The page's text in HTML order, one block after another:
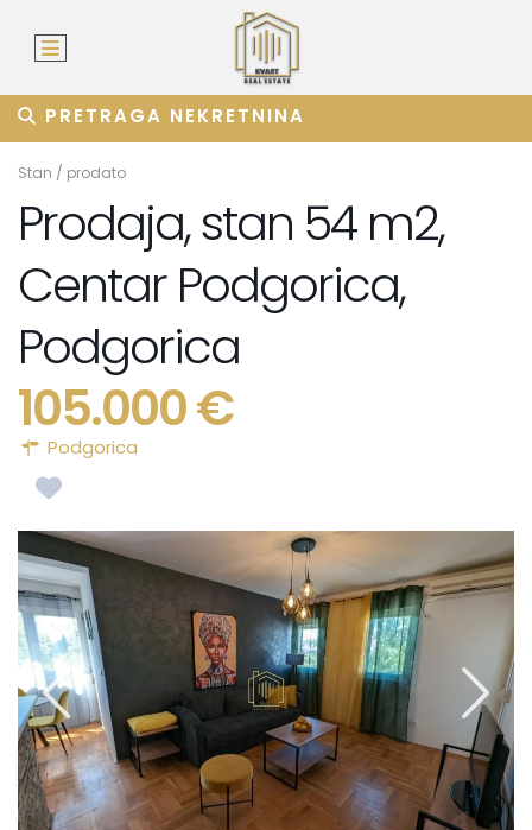
PRETRAGA NEKRETNINA
Stan / prodato
Prodaja, stan 54 m2,
Centar Podgorica,
Podgorica
105.000 €
Podgorica